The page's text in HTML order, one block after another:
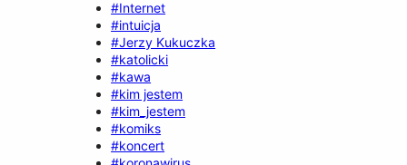
#Internet
#intuicja
#Jerzy Kukuczka
#katolicki
#kawa
#kim jestem
#kim_jestem
#komiks
#koncert